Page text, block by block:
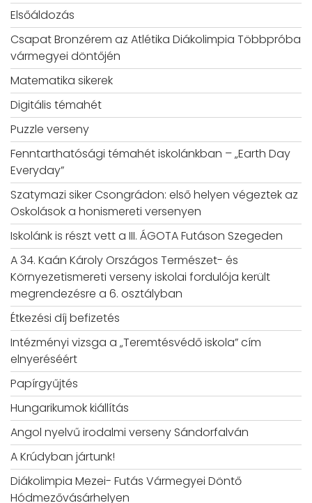
Elsőáldozás
Csapat Bronzérem az Atlétika Diákolimpia Többpróba
vármegyei döntőjén
Matematika sikerek
Digitális témahét
Puzzle verseny
Fenntarthatósági témahét iskolánkban – „Earth Day
Everyday”
Szatymazi siker Csongrádon: első helyen végeztek az
Oskolások a honismereti versenyen
Iskolánk is részt vett a III. ÁGOTA Futáson Szegeden
A 34. Kaán Károly Országos Természet- és
Környezetismereti verseny iskolai fordulója került
megrendezésre a 6. osztályban
Étkezési díj befizetés
Intézményi vizsga a „Teremtésvédő iskola” cím
elnyeréséért
Papírgyűjtés
Hungarikumok kiállítás
Angol nyelvű irodalmi verseny Sándorfalván
A Krúdyban jártunk!
Diákolimpia Mezei- Futás Vármegyei Döntő
Hódmezővásárhelyen